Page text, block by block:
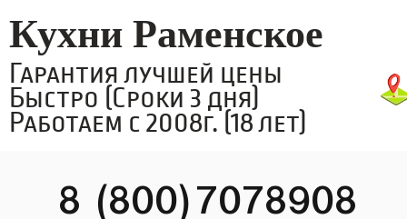
Кухни Раменское
Гарантия лучшей цены
Быстро (Сроки 3 дня)
Работаем с 2008г. (18 лет)
8 (800)7078908